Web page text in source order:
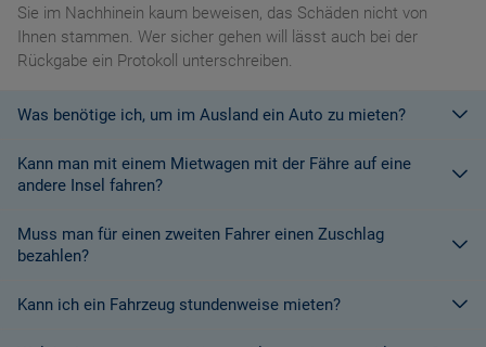
Sie im Nachhinein kaum beweisen, das Schäden nicht von
Ihnen stammen. Wer sicher gehen will lässt auch bei der
Rückgabe ein Protokoll unterschreiben.
Was benötige ich, um im Ausland ein Auto zu mieten?
Mit einem europäischen Führerschein ist es kein Problem ein
Fahrzeug zu mieten. In Europa und bei den meisten
Kann man mit einem Mietwagen mit der Fähre auf eine
andere Insel fahren?
Die meisten Fahrzeugvermieter erlauben aus Gründen des
Versicherungsschutzes an Bord eines Schiffes nicht, dass ihre
Informationen finden Sie in den Bedingungen des Vermieters.
Muss man für einen zweiten Fahrer einen Zuschlag
bezahlen?
Ja. Für jeden zusätzlichen Fahrer muss am Zielort ein Zuschlag
Kann ich ein Fahrzeug stundenweise mieten?